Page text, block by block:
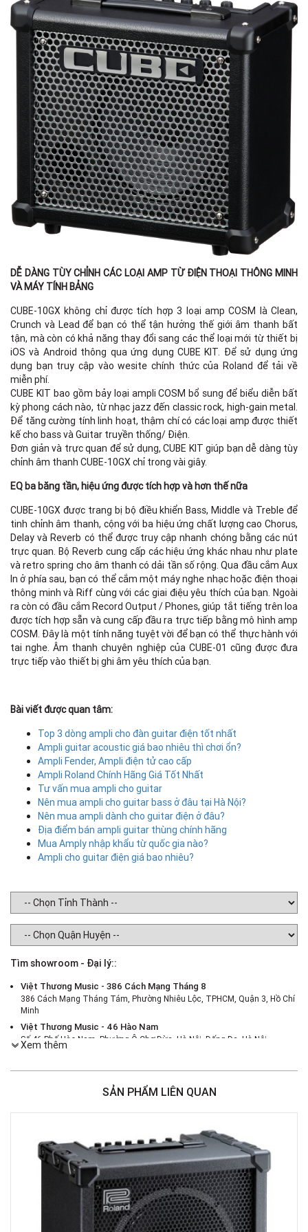
DỄ DÀNG TÙY CHỈNH CÁC LOẠI AMP TỪ ĐIỆN THOẠI THÔNG MINH
VÀ MÁY TÍNH BẢNG
CUBE-10GX không chỉ được tích hợp 3 loại amp COSM là Clean,
Crunch và Lead để bạn có thể tận hưởng thế giới âm thanh bất
tận, mà còn có khả năng thay đổi sang các thể loại mới từ thiết bị
iOS và Android thông qua ứng dụng CUBE KIT. Để sử dụng ứng
dụng bạn truy cập vào wesite chính thức của Roland để tải về
miễn phí.
CUBE KIT bao gồm bảy loại ampli COSM bổ sung để biểu diễn bất
kỳ phong cách nào, từ nhạc jazz đến classic rock, high-gain metal.
Để tăng cường tính linh hoạt, thậm chí có các loại amp được thiết
kế cho bass và Guitar truyền thống/ Điện.
Đơn giản và trực quan để sử dụng, CUBE KIT giúp bạn dễ dàng tùy
chỉnh âm thanh CUBE-10GX chỉ trong vài giây.
EQ ba băng tần, hiệu ứng được tích hợp và hơn thế nữa
CUBE-10GX được trang bị bộ điều khiển Bass, Middle và Treble để
tinh chỉnh âm thanh, cộng với ba hiệu ứng chất lượng cao Chorus,
Delay và Reverb có thể được truy cập nhanh chóng bằng các nút
trực quan. Bộ Reverb cung cấp các hiệu ứng khác nhau như plate
và retro spring cho âm thanh có dải tần số rộng. Qua đầu cắm Aux
In ở phía sau, bạn có thể cắm một máy nghe nhạc hoặc điện thoại
thông minh và Riff cùng với các giai điệu yêu thích của bạn. Ngoài
ra còn có đầu cắm Record Output / Phones, giúp tắt tiếng trên loa
được tích hợp sẵn và cung cấp đầu ra trực tiếp bằng mô hình amp
COSM. Đây là một tính năng tuyệt vời để bạn có thể thực hành với
tai nghe. Âm thanh chuyên nghiệp của CUBE-01 cũng được đưa
trực tiếp vào thiết bị ghi âm yêu thích của bạn.
Bài viết được quan tâm:
Top 3 dòng ampli cho đàn guitar điện tốt nhất
Ampli guitar acoustic giá bao nhiêu thì chơi ổn?
Ampli Fender, Ampli điện tử cao cấp
Ampli Roland Chính Hãng Giá Tốt Nhất
Tư vấn mua ampli cho guitar
Nên mua ampli cho guitar bass ở đâu tại Hà Nội?
Nên mua ampli dành cho guitar điện ở đâu?
Địa điểm bán ampli guitar thùng chính hãng
Mua Amply nhập khẩu từ quốc gia nào?
Ampli cho guitar điện giá bao nhiêu?
Tìm showroom - Đại lý::
Việt Thương Music - 386 Cách Mạng Tháng 8
386 Cách Mạng Tháng Tám, Phường Nhiêu Lộc, TPHCM, Quận 3, Hồ Chí
Minh
Việt Thương Music - 46 Hào Nam
Số 46 Phố Hào Nam, Phường Ô Chợ Dừa, Hà Nội, Đống Đa, Hà Nội
180B Võ Thị Sáu, Phường Xuân Hòa, TPHCM, Quận 3, Hồ Chí Minh
Việt Thương Music - 187 Trường Chinh, Hà Nội
Số 187 đường Trường Chinh, Phường Phương Liệt, Hà Nội, Thanh Xuân ,
6F-01 Tầng 6 Trung Tâm Thương Mại Crescent Mall, 101 Tôn Dật Tiên,
Phường Tân Mỹ, TPHCM, Quận 7, Hồ Chí Minh
Việt Thương Music - 357 Cộng Hòa
357 Cộng Hòa, Phường Tân Bình, TPHCM, Quận Tân Bình, Hồ Chí Minh
Việt Thương Music - 442 Lũy Bán Bích
442 Lũy Bán Bích, Phường Tân Phú, TPHCM, Quận Tân Phú, Hồ Chí Minh
Việt Thương Music - 12 Quốc Hương
Xem thêm
SẢN PHẨM LIÊN QUAN